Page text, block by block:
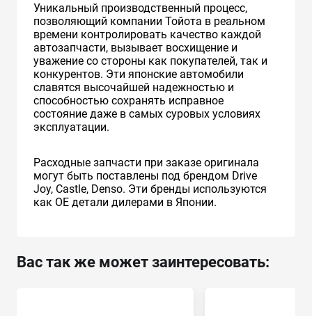
Уникальный производственный процесс,
позволяющий компании Тойота в реальном
времени контролировать качество каждой
автозапчасти, вызывает восхищение и
уважение со стороны как покупателей, так и
конкурентов. Эти японские автомобили
славятся высочайшей надежностью и
способностью сохранять исправное
состояние даже в самых суровых условиях
эксплуатации.
Расходные запчасти при заказе оригинала
могут быть поставлены под брендом Drive
Joy, Castle, Denso. Эти бренды используются
как ОЕ детали дилерами в Японии.
Вас так же может заинтересовать: